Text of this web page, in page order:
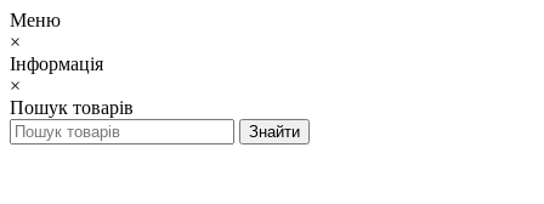
Меню
×
Інформація
×
Пошук товарів